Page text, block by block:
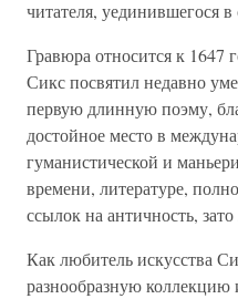
читателя, уединившегося в
Гравюра относится к 1647
Сикс посвятил недавно
первую длинную поэму,
достойное место в
гуманистической и
времени, литературе,
ссылок на античность,
Как любитель искусства
разнообразную коллекцию